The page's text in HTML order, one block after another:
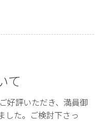
て
好評いただき、満員御
した。ご検討下さっ